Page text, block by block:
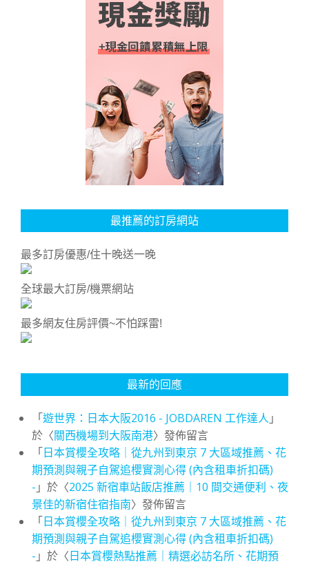
最推薦的訂房網站
最多訂房優惠/住十晚送一晚
全球最大訂房/機票網站
最多網友住房評價~不怕踩雷!
最新的回應
「遊世界：日本大阪2016 - JOBDAREN 工作達人 」
於〈關西機場到大阪南港〉發佈留言
「日本賞櫻全攻略｜從九州到東京 7 大區域推薦、花
期預測與親子自駕追櫻實測心得 (內含租車折扣碼)
- 」於〈2025 新宿車站飯店推薦｜10 間交通便利、夜
景佳的新宿住宿指南〉發佈留言
「日本賞櫻全攻略｜從九州到東京 7 大區域推薦、花
期預測與親子自駕追櫻實測心得 (內含租車折扣碼)
- 」於〈日本賞櫻熱點推薦｜精選必訪名所、花期預